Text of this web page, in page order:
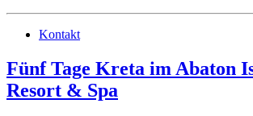
Kontakt
Fünf Tage Kreta im Abaton
Resort & Spa